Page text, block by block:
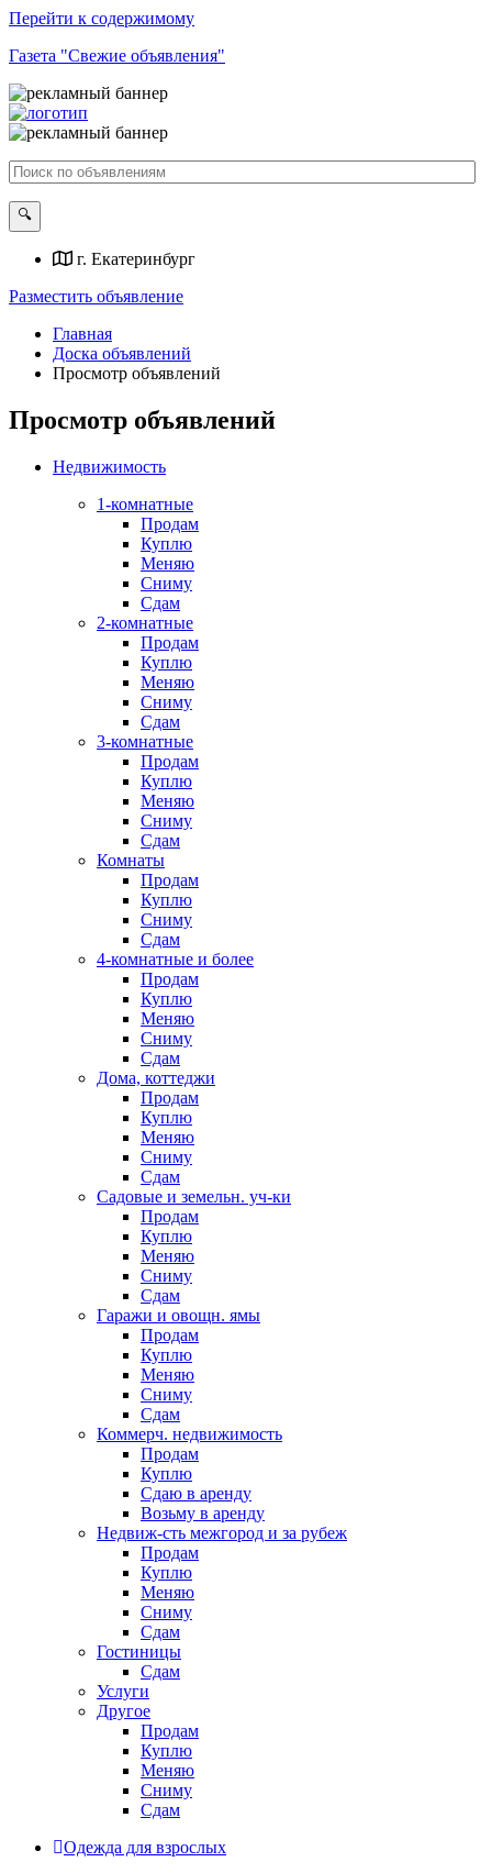
Перейти к содержимому
Газета "Свежие объявления"
г. Екатеринбург
Разместить объявление
Главная
Доска объявлений
Просмотр объявлений
Просмотр объявлений
Недвижимость
1-комнатные
Продам
Куплю
Меняю
Сниму
Сдам
2-комнатные
Продам
Куплю
Меняю
Сниму
Сдам
3-комнатные
Продам
Куплю
Меняю
Сниму
Сдам
Комнаты
Продам
Куплю
Сниму
Сдам
4-комнатные и более
Продам
Куплю
Меняю
Сниму
Сдам
Дома, коттеджи
Продам
Куплю
Меняю
Сниму
Сдам
Садовые и земельн. уч-ки
Продам
Куплю
Меняю
Сниму
Сдам
Гаражи и овощн. ямы
Продам
Куплю
Меняю
Сниму
Сдам
Коммерч. недвижимость
Продам
Куплю
Сдаю в аренду
Возьму в аренду
Недвиж-сть межгород и за рубеж
Продам
Куплю
Меняю
Сниму
Сдам
Гостиницы
Сдам
Услуги
Другое
Продам
Куплю
Меняю
Сниму
Сдам
Одежда для взрослых